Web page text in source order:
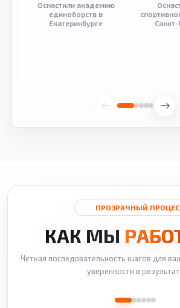
Оснастили академию
единоборств в
Екатеринбурге
ПРОЗРАЧНЫЙ
КАК МЫ
Четкая последовательность шагов для
уверенности в